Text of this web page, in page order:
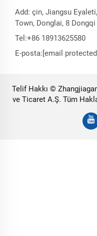
Add: çin, Jiangsu
Town, Donglai, 8
Tel:+86 18913625580
E-posta:[email
Telif Hakkı ©
ve Ticaret A.Ş. Tüm